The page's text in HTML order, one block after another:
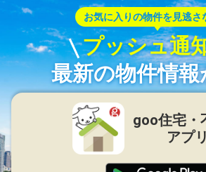
お気に入りの物件を見逃さ
プッシュ通
最新の物件情報
goo住宅・
アプリ